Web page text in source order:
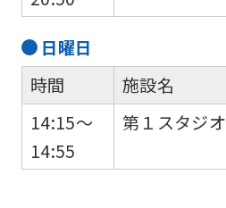
日曜日
時間
14:15～
14:55
施設名
第１スタジオ